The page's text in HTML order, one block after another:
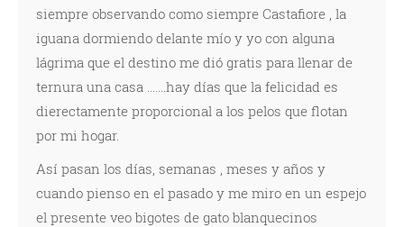
siempre observando como siempre Castafiore , la
iguana dormiendo delante mío y yo con alguna
lágrima que el destino me dió gratis para llenar de
ternura una casa .......hay días que la felicidad es
dierectamente proporcional a los pelos que flotan
por mi hogar.
Así pasan los días, semanas , meses y años y
cuando pienso en el pasado y me miro en un espejo
el presente veo bigotes de gato blanquecinos